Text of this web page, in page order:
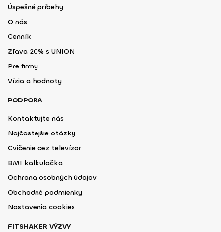
Úspešné príbehy
O nás
Cenník
Zľava 20% s UNION
Pre firmy
Vízia a hodnoty
PODPORA
Kontaktujte nás
Najčastejšie otázky
Cvičenie cez televízor
BMI kalkulačka
Ochrana osobných údajov
Obchodné podmienky
Nastavenia cookies
FITSHAKER VÝZVY